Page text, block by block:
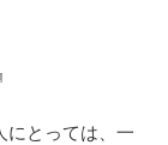
にとっては、一